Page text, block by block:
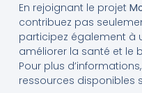
En rejoignant le projet
contribuez pas
participez également à
améliorer la santé et le
Pour plus
ressources disponibles